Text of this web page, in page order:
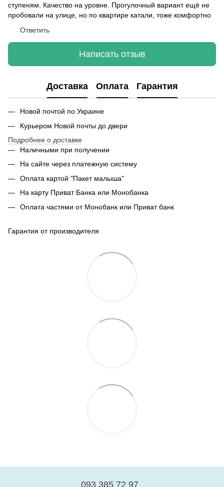
ступеням. Качество на уровне. Прогулочный вариант ещё не
пробовали на улице, но по квартире катали, тоже комфортно
Ответить
Написать отзыв
Доставка Оплата Гарантия
Новой почтой по Украине
Курьером Новой почты до двери
Подробнее о доставке
Наличными при получении
На сайте через платежную систему
Оплата картой "Пакет малыша"
На карту Приват Банка или Монобанка
Оплата частями от Монобанк или Приват банк
Гарантия от производителя
093 385 72 97